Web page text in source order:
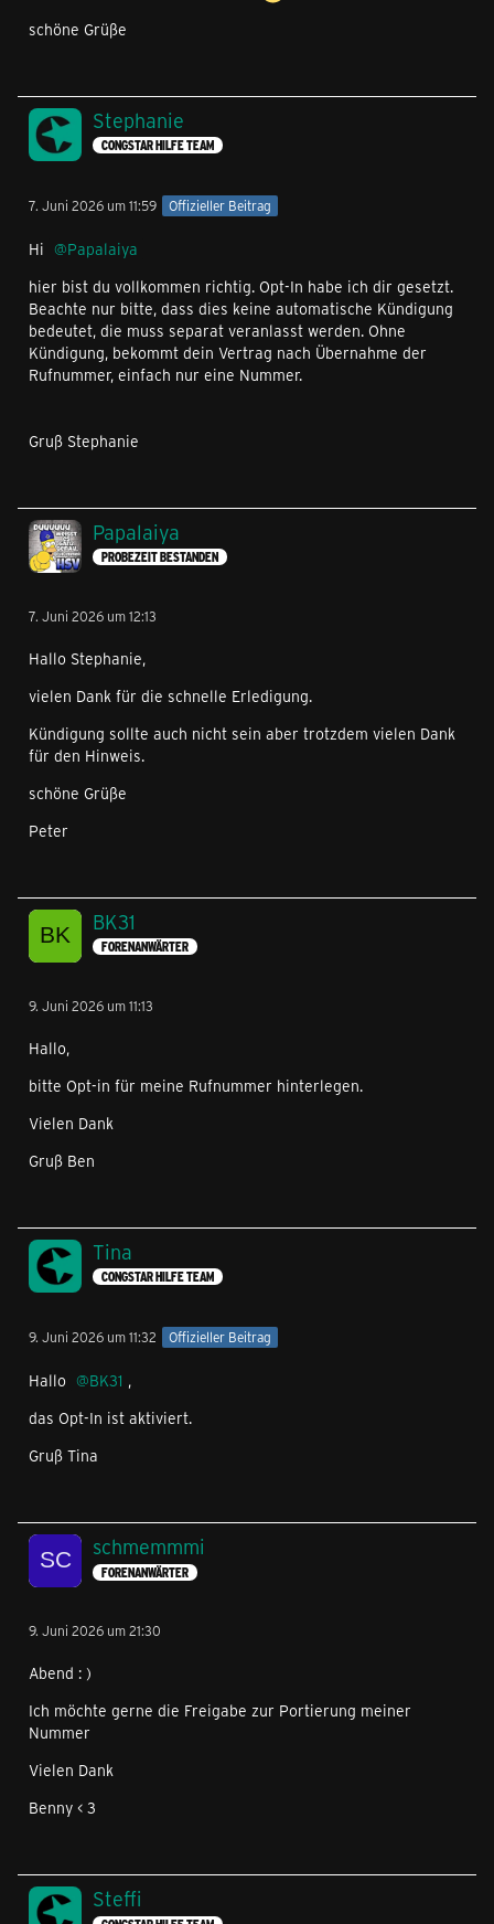
schöne Grüße
Stephanie
CONGSTAR HILFE TEAM
7. Juni 2026 um 11:59 Offizieller Beitrag
Hi
Papalaiya
hier bist du vollkommen richtig. Opt-In habe ich dir gesetzt.
Beachte nur bitte, dass dies keine automatische Kündigung
bedeutet, die muss separat veranlasst werden. Ohne
Kündigung, bekommt dein Vertrag nach Übernahme der
Rufnummer, einfach nur eine Nummer.
Gruß Stephanie
Papalaiya
PROBEZEIT BESTANDEN
7. Juni 2026 um 12:13
Hallo Stephanie,
vielen Dank für die schnelle Erledigung.
Kündigung sollte auch nicht sein aber trotzdem vielen Dank
für den Hinweis.
schöne Grüße
Peter
BK31
FORENANWÄRTER
9. Juni 2026 um 11:13
Hallo,
bitte Opt-in für meine Rufnummer hinterlegen.
Vielen Dank
Gruß Ben
Tina
CONGSTAR HILFE TEAM
9. Juni 2026 um 11:32 Offizieller Beitrag
Hallo BK31 ,
das Opt-In ist aktiviert.
Gruß Tina
schmemmmi
FORENANWÄRTER
9. Juni 2026 um 21:30
Abend : )
Ich möchte gerne die Freigabe zur Portierung meiner
Nummer
Vielen Dank
Benny < 3
Steffi